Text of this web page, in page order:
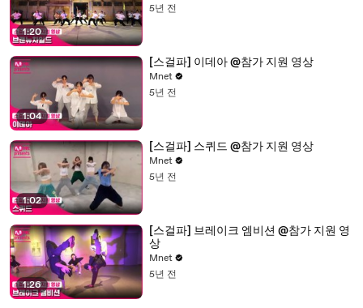
1:20
5년 전
1:04
[스걸파] 이데아 @참가 지원 영상
Mnet
5년 전
1:02
[스걸파] 스퀴드 @참가 지원 영상
Mnet
5년 전
1:26
[스걸파] 브레이크 엠비션 @참가 지원 영
상
Mnet
5년 전